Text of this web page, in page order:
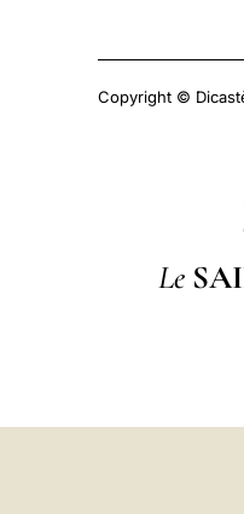
Copyright ©
Le